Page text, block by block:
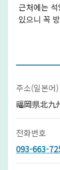
근처에는
있으니 꼭
주소(일본어)
福岡県北九
전화번호
093-663-